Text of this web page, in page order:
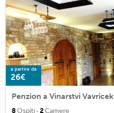
a partire da
26€
Penzion a Vinarstvi Vavricek
8Ospiti 2Camere